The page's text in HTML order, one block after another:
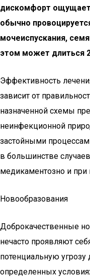
дискомфорт
обычно
мочеиспускания,
этом может длиться
Эффективность
зависит от
назначенной схемы
неинфекционной
застойными
в большинстве
медикаментозно и
Новообразования
Доброкачественные
нечасто проявляют
потенциальную угрозу
определенных